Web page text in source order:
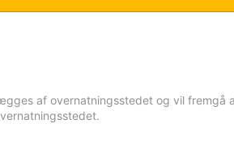
af overnatningsstedet og vil fremgå